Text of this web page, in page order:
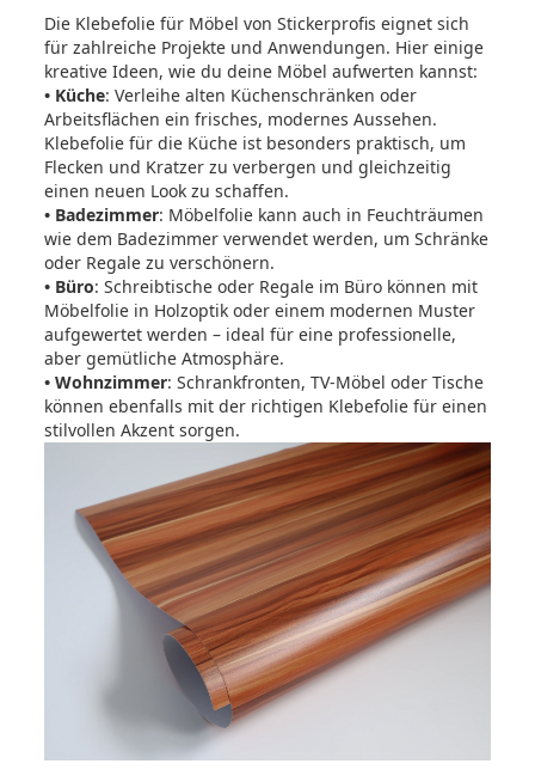
Die Klebefolie für Möbel von Stickerprofis eignet sich
für zahlreiche Projekte und Anwendungen. Hier einige
kreative Ideen, wie du deine Möbel aufwerten kannst:
• Küche: Verleihe alten Küchenschränken oder
Arbeitsflächen ein frisches, modernes Aussehen.
Klebefolie für die Küche ist besonders praktisch, um
Flecken und Kratzer zu verbergen und gleichzeitig
einen neuen Look zu schaffen.
• Badezimmer: Möbelfolie kann auch in Feuchträumen
wie dem Badezimmer verwendet werden, um Schränke
oder Regale zu verschönern.
• Büro: Schreibtische oder Regale im Büro können mit
Möbelfolie in Holzoptik oder einem modernen Muster
aufgewertet werden – ideal für eine professionelle,
aber gemütliche Atmosphäre.
• Wohnzimmer: Schrankfronten, TV-Möbel oder Tische
können ebenfalls mit der richtigen Klebefolie für einen
stilvollen Akzent sorgen.